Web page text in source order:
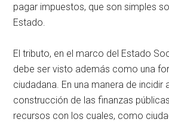
pagar impuestos, que son simples
Estado.
El tributo, en el marco del Estado
debe ser visto además como una
ciudadana. En una manera de incidir
construcción de las finanzas
recursos con los cuales, como